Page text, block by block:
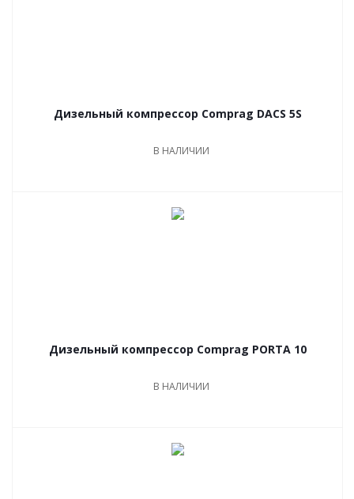
Дизельный компрессор Comprag DACS 5S
В НАЛИЧИИ
Дизельный компрессор Comprag PORTA 10
В НАЛИЧИИ